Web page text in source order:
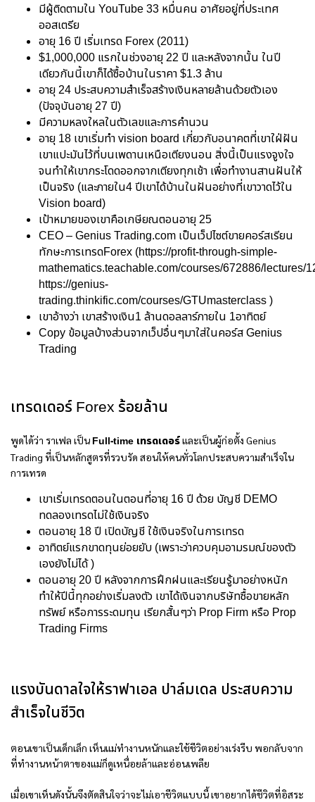
มีผู้ติดตามใน YouTube 33 หมื่นคน อาศัยอยู่ที่ประเทศ
ออสเตรีย
อายุ 16 ปี เริ่มเทรด Forex (2011)
$1,000,000 แรกในช่วงอายุ 22 ปี และหลังจากนั้น ในปี
เดียวกันนี้เขาก็ได้ซื้อบ้านในราคา $1.3 ล้าน
อายุ 24 ประสบความสำเร็จสร้างเงินหลายล้านด้วยตัวเอง
(ปัจจุบันอายุ 27 ปี)
มีความหลงใหลในตัวเลขและการคำนวน
อายุ 18 เขาเริ่มทำ vision board เกี่ยวกับอนาคตที่เขาใฝ่ฝัน
เขาแปะมันไว้ที่บนเพดานเหนือเตียงนอน สิ่งนี้เป็นแรงจูงใจ
จนทำให้เขากระโดดออกจากเตียงทุกเช้า เพื่อทำงานสานฝันให้
เป็นจริง (และภายใน4 ปีเขาได้บ้านในฝันอย่างที่เขาวาดไว้ใน
Vision board)
เป้าหมายของเขาคือเกษียณตอนอายุ 25
CEO – Genius Trading.com เป็นเว็ปไซต์ขายคอร์สเรียน
ทักษะการเทรดForex (https://profit-through-simple-
mathematics.teachable.com/courses/672886/lectures/
https://genius-
trading.thinkific.com/courses/GTUmasterclass)
เขาอ้างว่า เขาสร้างเงิน1 ล้านดอลลาร์ภายใน 1อาทิตย์
Copy ข้อมูลบ้างส่วนจากเว็ปอื่นๆมาใส่ในคอร์ส Genius
Trading
เทรดเดอร์ Forex ร้อยล้าน
พูดได้ว่า ราเฟล เป็น Full-time เทรดเดอร์และเป็นผู้ก่อตั้ง Genius
Trading ที่เป็นหลักสูตรที่รวบรัด สอนให้คนทั่วโลกประสบความสำเร็จใน
การเทรด
เขาเริ่มเทรดตอนในตอนที่อายุ 16 ปี ด้วย บัญชี DEMO
ทดลองเทรดไม่ใช้เงินจริง
ตอนอายุ 18 ปี เปิดบัญชี ใช้เงินจริงในการเทรด
อาทิตย์แรกขาดทุนย่อยยับ (เพราะว่าควบคุมอามรมณ์ของตัว
เองยังไม่ได้ )
ตอนอายุ 20 ปี หลังจากการฝึกฝนและเรียนรู้มาอย่างหนัก
ทำให้ปีนี้ทุกอย่างเริ่มลงตัว เขาได้เงินจากบริษัทซื้อขายหลัก
ทรัพย์ หรือการระดมทุน เรียกสั้นๆว่า Prop Firm หรือ Prop
Trading Firms
แรงบันดาลใจให้ราฟาเอล ปาล์มเดล ประสบความ
สำเร็จในชีวิต
ตอนเขาเป็นเด็กเล็ก เห็นแม่ทำงานหนักและใช้ชีวิตอย่างเร่งรีบ พอกลับจาก
ที่ทำงานหน้าตาของแม่ก็ดูเหนื่อยล้าและอ่อนเพลีย
เมื่อเขาเห็นดังนั้นจึงตัดสินใจว่าจะไม่เอาชีวิตแบบนี้ เขาอยากได้ชีวิตที่อิสระ